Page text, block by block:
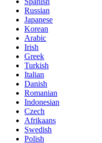
Russian
Japanese
Korean
Arabic
Irish
Greek
Turkish
Italian
Danish
Romanian
Indonesian
Czech
Afrikaans
Swedish
Polish